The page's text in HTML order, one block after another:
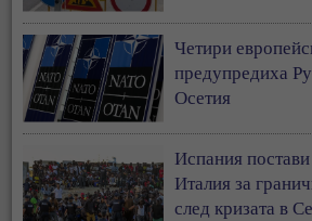
Четири
предупредиха
Осетия
Испания
Италия за
след кризата в